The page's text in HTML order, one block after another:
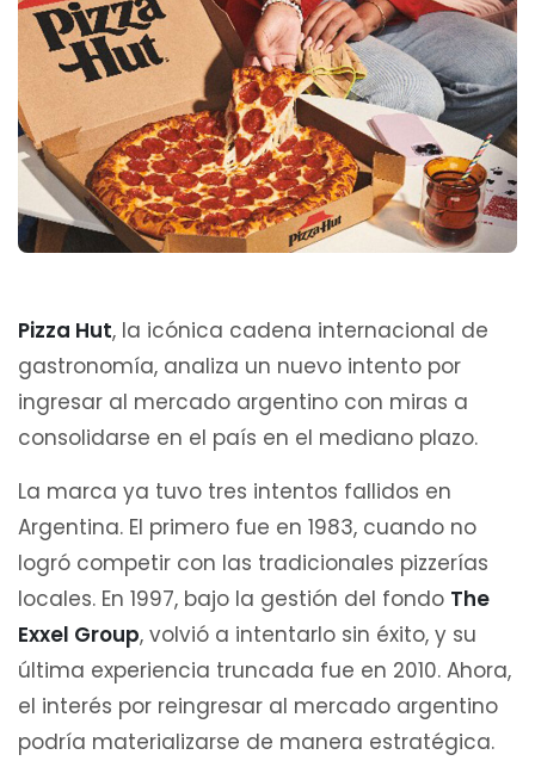
Pizza Hut, la icónica cadena internacional de
gastronomía, analiza un nuevo intento por
ingresar al mercado argentino con miras a
consolidarse en el país en el mediano plazo.
La marca ya tuvo tres intentos fallidos en
Argentina. El primero fue en 1983, cuando no
logró competir con las tradicionales pizzerías
locales. En 1997, bajo la gestión del fondo The
Exxel Group, volvió a intentarlo sin éxito, y su
última experiencia truncada fue en 2010. Ahora,
el interés por reingresar al mercado argentino
podría materializarse de manera estratégica.